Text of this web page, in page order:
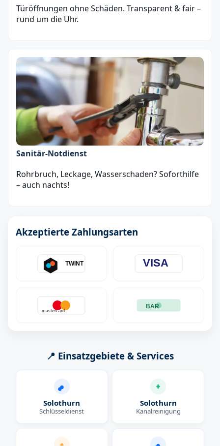
Türöffnungen ohne Schäden. Transparent & fair –
rund um die Uhr.
Sanitär‑Notdienst
Rohrbruch, Leckage, Wasserschaden? Soforthilfe
– auch nachts!
Akzeptierte Zahlungsarten
TWINT VISA
mastercard
BAR
📍 Einsatzgebiete & Services
Solothurn
Schlüsseldienst
Solothurn
Kanalreinigung